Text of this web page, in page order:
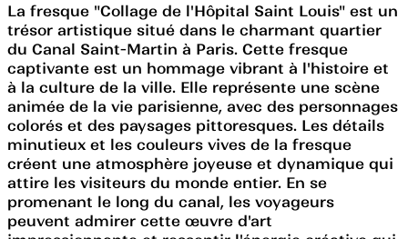
La fresque "Collage de l'Hôpital Saint Louis" est un
trésor artistique situé dans le charmant quartier
du Canal Saint-Martin à Paris. Cette fresque
captivante est un hommage vibrant à l'histoire et
à la culture de la ville. Elle représente une scène
animée de la vie parisienne, avec des personnages
colorés et des paysages pittoresques. Les détails
minutieux et les couleurs vives de la fresque
créent une atmosphère joyeuse et dynamique qui
attire les visiteurs du monde entier. En se
promenant le long du canal, les voyageurs
peuvent admirer cette œuvre d'art